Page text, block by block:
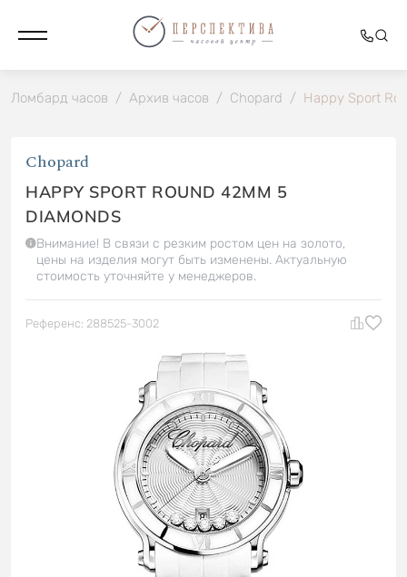
Ломбард часов / Архив часов / Chopard / Happy Sport
Chopard
HAPPY SPORT ROUND 42MM 5
DIAMONDS
Внимание! В связи с резким ростом цен на золото,
цены на изделия могут быть изменены. Актуальную
стоимость уточняйте у менеджеров.
Референс: 288525-3002